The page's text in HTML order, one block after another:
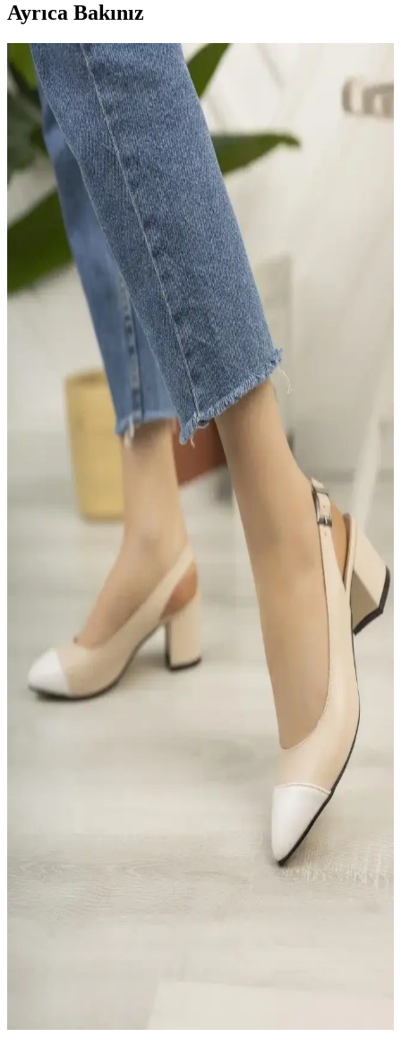
Ayrıca Bakınız
Meyra Topuklu Ayakkabılarda Rahatlık ve Güncel
Trendler Hakkında Detaylı Bilgi
Meyra markasının rahat modelleri ve güncel trendleri, ayak sağlığını
koruyan özellikleriyle şıklık ve konforu bir arada sunar.
Deripabuc Kadın Topuklu Ayakkabı Modelleri:
Şıklık ve Konforun Bir Arada Sunulduğu Çeşitler
Deripabuc’un geniş ürün yelpazesi, farklı topuk yüksekliği ve
tasarımlarla kadınlara şıklık ve konforu bir arada sunar. Günlük ve
özel günler için ideal modeller içerir.
Abiye Ayakkabılarda Rahatlık ve Stil Dengesi: Uzun
Süreli Kullanım İçin İpuçları
Abiye ayakkabılar, şıklık ve rahatlık arasında denge kurmayı
sağlayan tasarımlarla öne çıkar. Uzun saatler rahatlıkla kullanılabilen
modeller, stil ve konforu bir arada sunar.
Kadın Ayakkabılarında Konfor ve Şıklık: Tasarım
ve Malzeme Seçenekleri Analizi
Kadın ayakkabıları, estetik ve konforu birleştiren tasarım detayları
ve kaliteli malzemelerle seçilir. Doğru seçim, uzun ömür ve rahatlık
Topuklu Ayakkabılarda Şıklık ve Rahatlık Dengesi:
Modeller ve Konfor Özellikleri
Kadınlar için tasarlanan topuklu ayakkabılar, şıklık ve rahatlık
arasında denge kuruyor. Farklı modeller ve malzemelerle konforu
artıran tasarımlar, günlük ve özel kullanımlar için ideal seçenekler
Kadınlar İçin Süet Ayakkabı ve Topuklu Modelleri:
Farklı Tasarımlar ve Bakım Önerileri
Kadınlar için süet ayakkabılar, şıklık ve zarafetin simgesi olup, farklı
topuk yüksekliği ve tasarım seçenekleriyle bulunur. Bakımıyla uzun
Bireylul Meyra Topuklu Ayakkabıları ve Piyasa
Bireylul Meyra markasının topuklu ayakkabıları, şıklık ve rahatlığı
bir arada sunar. Kaliteli malzemeler ve çeşitli tasarımlarla öne çıkan